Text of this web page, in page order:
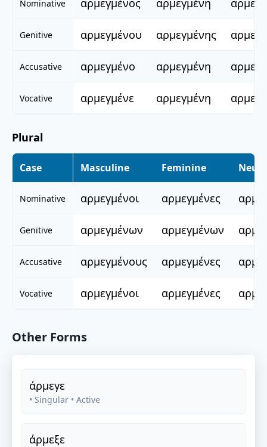
Nominative αρμεγμένος αρμεγμένη
Genitive αρμεγμένου αρμεγμένης
Accusative αρμεγμένο αρμεγμένη
Vocative αρμεγμένε αρμεγμένη
Plural
Case Masculine Feminine
Nominative αρμεγμένοι αρμεγμένες
Genitive αρμεγμένων αρμεγμένων
Accusative αρμεγμένους αρμεγμένες
Vocative αρμεγμένοι αρμεγμένες
Other Forms
άρμεγε
• Singular • Active
άρμεξε